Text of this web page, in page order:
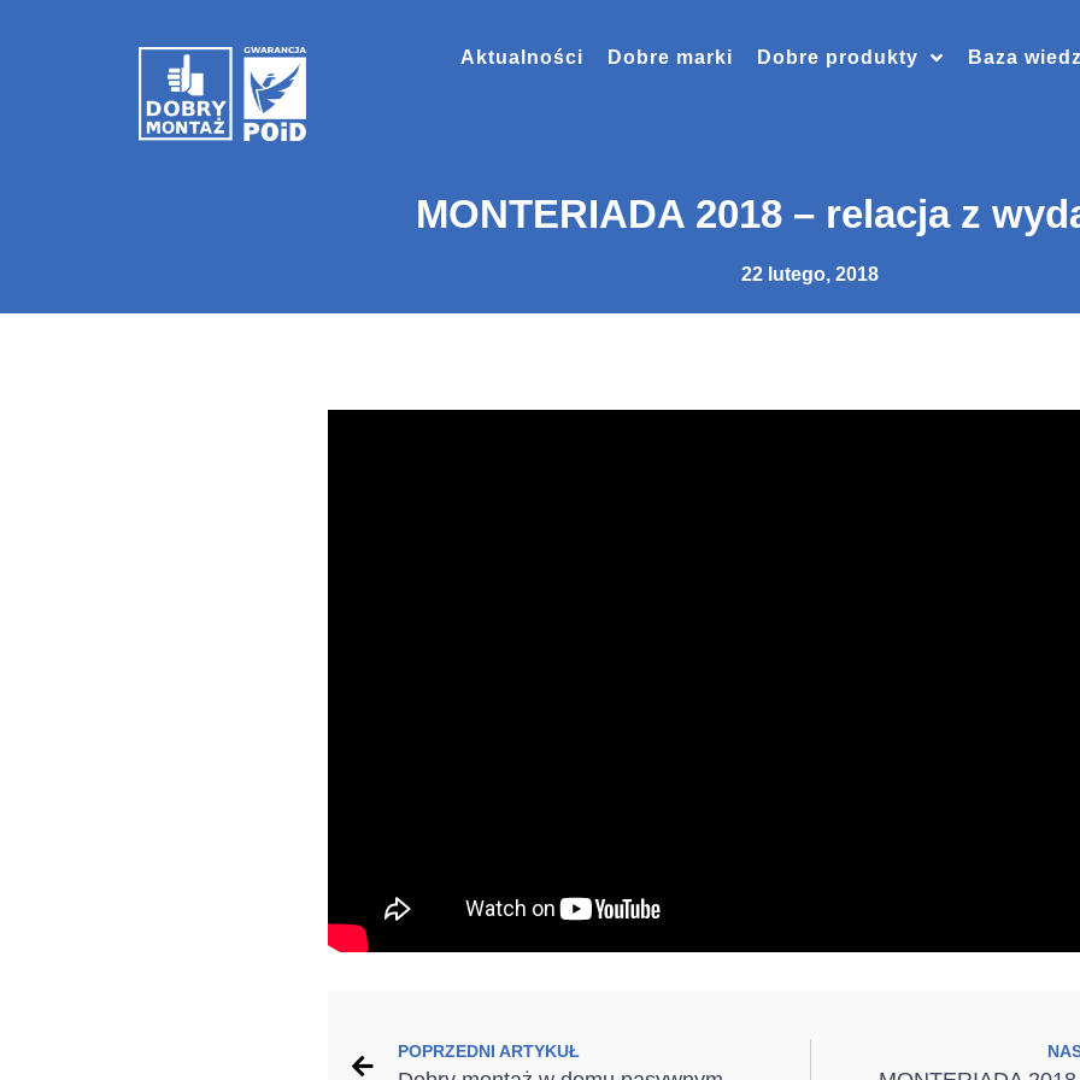
Aktualności Dobre marki Dobre produkty Baza
MONTERIADA 2018 – relacja z
22 lutego, 2018
POPRZEDNI ARTYKUŁ